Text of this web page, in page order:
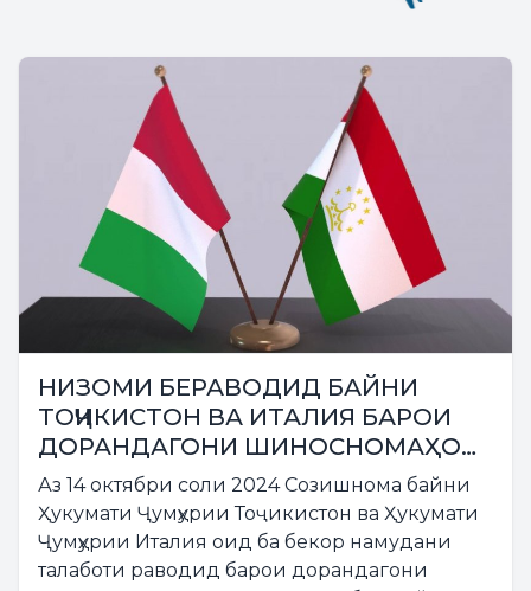
НИЗОМИ БЕРАВОДИД БАЙНИ
ТОҶИКИСТОН ВА ИТАЛИЯ БАРОИ
ДОРАНДАГОНИ ШИНОСНОМАҲОИ
ДИПЛОМАТӢ МАВРИДИ АМАЛ
ҚАРОР МЕГИРАД
Аз 14 октябри соли 2024 Созишнома байни
Ҳукумати Ҷумҳурии Тоҷикистон ва Ҳукумати
Ҷумҳурии Италия оид ба бекор намудани
талаботи раводид барои дорандагони